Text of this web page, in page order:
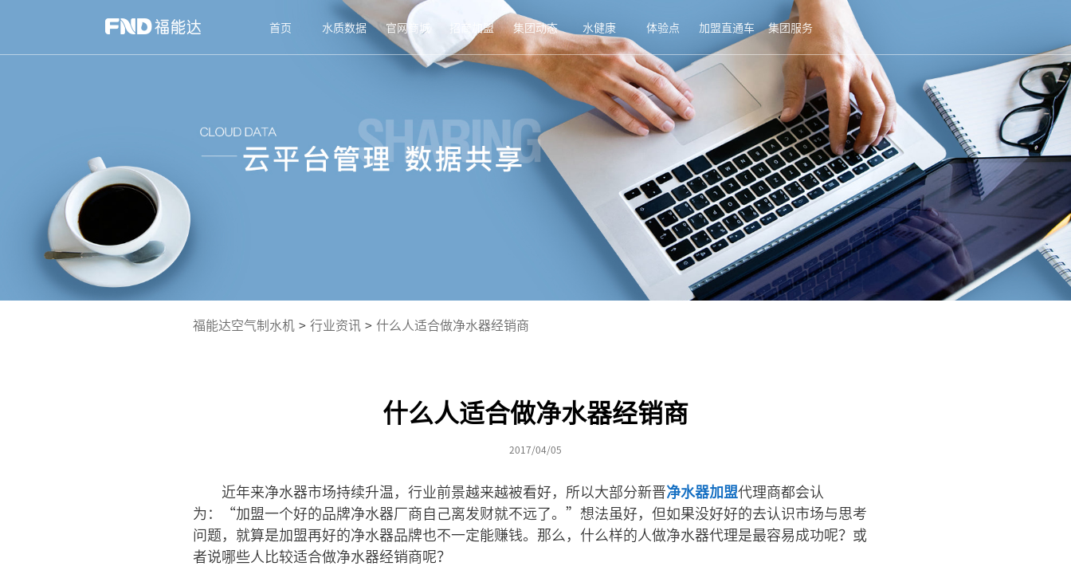
首页 水质数据 官网商城 招商加盟 集团动态 水健康 体验点 加盟直通车 集团服务
福能达空气制水机 > 行业资讯 > 什么人适合做净水器经销商
什么人适合做净水器经销商
2017/04/05
近年来净水器市场持续升温，行业前景越来越被看好，所以大部分新晋净水器加盟代理商都会认
为：“加盟一个好的品牌净水器厂商自己离发财就不远了。”想法虽好，但如果没好好的去认识市场与思考
问题，就算是加盟再好的净水器品牌也不一定能赚钱。那么，什么样的人做净水器代理是最容易成功呢？或
者说哪些人比较适合做净水器经销商呢？